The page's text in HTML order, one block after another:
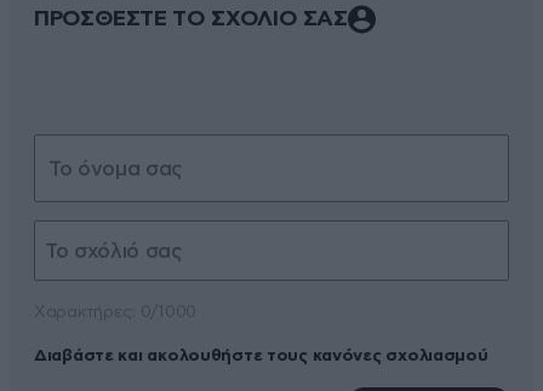
ΠΡΟΣΘΕΣΤΕ ΤΟ ΣΧΟΛΙΟ ΣΑΣ
Διαβάστε και ακολουθήστε τους κανόνες σχολιασμού